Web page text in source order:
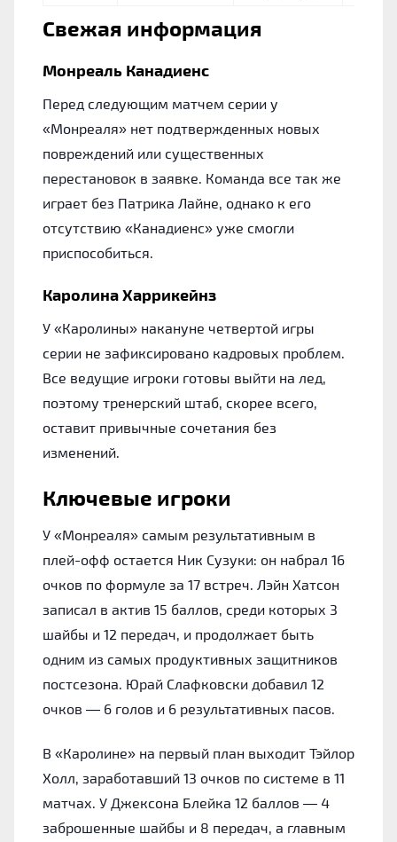
Свежая информация
Монреаль Канадиенс
Перед следующим матчем серии у
«Монреаля» нет подтвержденных новых
повреждений или существенных
перестановок в заявке. Команда все так же
играет без Патрика Лайне, однако к его
отсутствию «Канадиенс» уже смогли
приспособиться.
Каролина Харрикейнз
У «Каролины» накануне четвертой игры
серии не зафиксировано кадровых проблем.
Все ведущие игроки готовы выйти на лед,
поэтому тренерский штаб, скорее всего,
оставит привычные сочетания без
изменений.
Ключевые игроки
У «Монреаля» самым результативным в
плей-офф остается Ник Сузуки: он набрал 16
очков по формуле за 17 встреч. Лэйн Хатсон
записал в актив 15 баллов, среди которых 3
шайбы и 12 передач, и продолжает быть
одним из самых продуктивных защитников
постсезона. Юрай Слафковски добавил 12
очков — 6 голов и 6 результативных пасов.
В «Каролине» на первый план выходит Тэйлор
Холл, заработавший 13 очков по системе в 11
матчах. У Джексона Блейка 12 баллов — 4
заброшенные шайбы и 8 передач, а главным